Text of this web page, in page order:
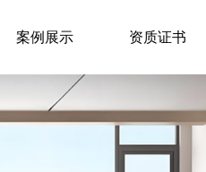
案例展示 资质证书